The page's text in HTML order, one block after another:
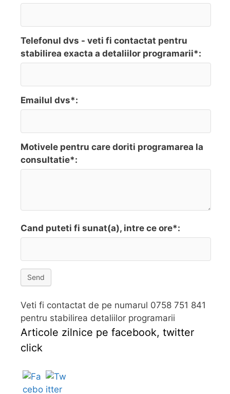
Telefonul dvs - veti fi contactat pentru
stabilirea exacta a detaliilor programarii*:
Emailul dvs*:
Motivele pentru care doriti programarea la
consultatie*:
Cand puteti fi sunat(a), intre ce ore*:
Send
Veti fi contactat de pe numarul 0758 751 841
pentru stabilirea detaliilor programarii
Articole zilnice pe facebook, twitter
click